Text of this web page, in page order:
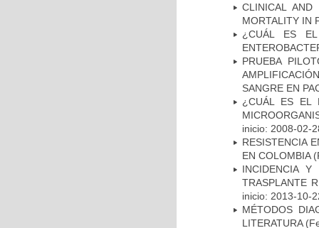
CLINICAL AND
MORTALITY IN
¿CUÁL ES EL
PRUEBA
SANGRE EN
¿CUÁL ES EL
inicio: 2008-02-
RESISTENCIA
EN COLOMBIA
INCIDENCIA Y
TRASPLANTE
inicio: 2013-10-
MÉTODOS
LITERATURA